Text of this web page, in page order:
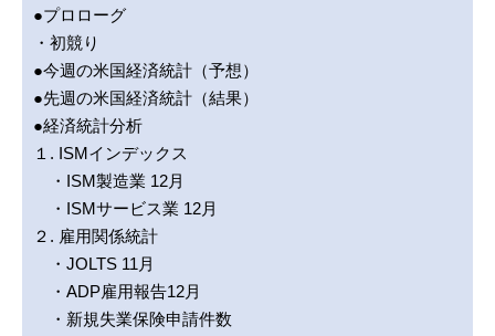
●プロローグ
・初競り
●今週の米国経済統計（予想）
●先週の米国経済統計（結果）
●経済統計分析
１. ISMインデックス
・ISM製造業 12月
・ISMサービス業 12月
２. 雇用関係統計
・JOLTS 11月
・ADP雇用報告12月
・新規失業保険申請件数